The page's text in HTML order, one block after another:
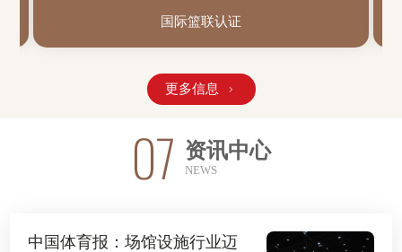
世界羽联认证
更多信息 
07 资讯中心
NEWS
中国体育报：场馆设施行业迈